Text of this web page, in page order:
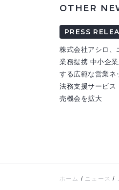
OTHER
PRESS
株式会社アシロ、
業務提携 中小企
する広範な営業ネ
法務支援サービス
売機会を拡大
ホーム / ニュース /